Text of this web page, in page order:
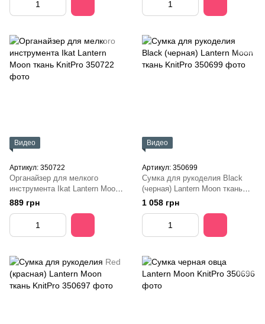
Видео
Артикул: 350722
Органайзер для мелкого
инструмента Ikat Lantern Moon
ткань KnitPro
889 грн
Видео
Артикул: 350699
Сумка для рукоделия Black
(черная) Lantern Moon ткань
KnitPro
1 058 грн